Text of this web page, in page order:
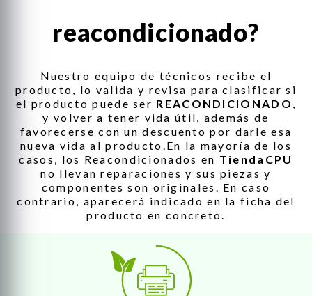
reacondicionado?
Nuestro equipo de técnicos recibe el
producto, lo valida y revisa para clasificar si
el producto puede ser REACONDICIONADO ,
y volver a tener vida útil, además de
favorecerse con un descuento por darle esa
nueva vida al producto.En la mayoría de los
casos, los Reacondicionados en TiendaCPU
no llevan reparaciones y sus piezas y
componentes son originales. En caso
contrario, aparecerá indicado en la ficha del
producto en concreto.